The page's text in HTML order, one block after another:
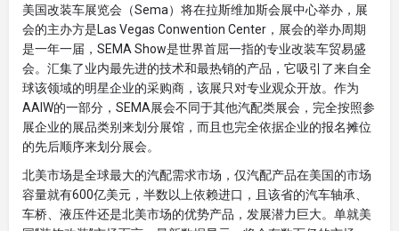
美国改装车展览会（Sema）将在拉斯维加斯会展中心举办，展
会的主办方是Las Vegas Conwention Center，展会的举办周期
是一年一届，SEMA Show是世界首屈一指的专业改装车贸易盛
会。汇集了业内最先进的技术和最热销的产品，它吸引了来自全
球该领域的明星企业的采购商，该展只对专业观众开放。作为
AAIW的一部分，SEMA展会不同于其他汽配类展会，完全按照参
展企业的展品类别来划分展馆，而且也完全依据企业的报名摊位
的先后顺序来划分展会。
北美市场是全球最大的汽配需求市场，仅汽配产品在美国的市场
容量就有600亿美元，半数以上依赖进口，且该省的汽车轴承、
车桥、液压件还是北美市场的优势产品，发展潜力巨大。单就美